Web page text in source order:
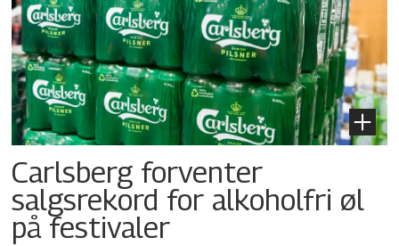
Carlsberg forventer
salgsrekord for alkoholfri øl
på festivaler